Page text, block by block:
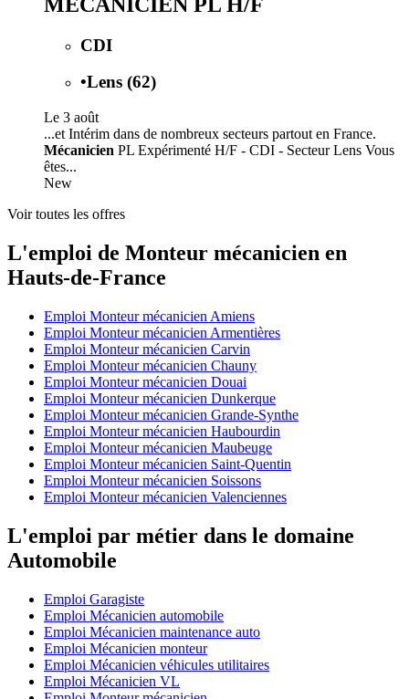
CDI
•Lens (62)
Le 3 août
...et Intérim dans de nombreux secteurs partout en France.
Mécanicien PL Expérimenté H/F - CDI - Secteur Lens Vous
êtes...
New
Voir toutes les offres
L'emploi de Monteur mécanicien en
Hauts-de-France
Emploi Monteur mécanicien Amiens
Emploi Monteur mécanicien Armentières
Emploi Monteur mécanicien Carvin
Emploi Monteur mécanicien Chauny
Emploi Monteur mécanicien Douai
Emploi Monteur mécanicien Dunkerque
Emploi Monteur mécanicien Grande-Synthe
Emploi Monteur mécanicien Haubourdin
Emploi Monteur mécanicien Maubeuge
Emploi Monteur mécanicien Saint-Quentin
Emploi Monteur mécanicien Soissons
Emploi Monteur mécanicien Valenciennes
L'emploi par métier dans le domaine
Automobile
Emploi Garagiste
Emploi Mécanicien automobile
Emploi Mécanicien maintenance auto
Emploi Mécanicien monteur
Emploi Mécanicien véhicules utilitaires
Emploi Mécanicien VL